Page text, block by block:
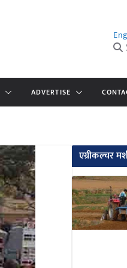
ADVERTISE
एग्रीकल्चर